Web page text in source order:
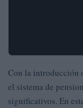
Con la introducción
el sistema de
significativos. En